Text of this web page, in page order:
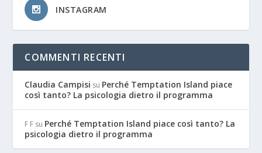
INSTAGRAM
COMMENTI RECENTI
Claudia Campisi su Perché Temptation Island piace
così tanto? La psicologia dietro il programma
F F su Perché Temptation Island piace così tanto? La
psicologia dietro il programma